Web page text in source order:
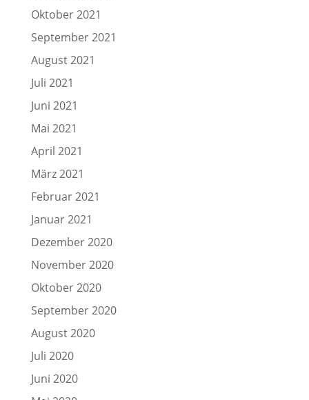
Oktober 2021
September 2021
August 2021
Juli 2021
Juni 2021
Mai 2021
April 2021
März 2021
Februar 2021
Januar 2021
Dezember 2020
November 2020
Oktober 2020
September 2020
August 2020
Juli 2020
Juni 2020